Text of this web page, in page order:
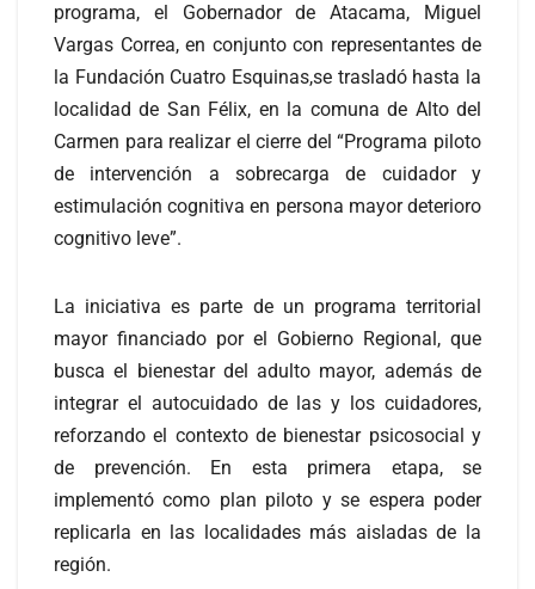
programa, el Gobernador de Atacama, Miguel
Vargas Correa, en conjunto con representantes de
la Fundación Cuatro Esquinas,se trasladó hasta la
localidad de San Félix, en la comuna de Alto del
Carmen para realizar el cierre del “Programa piloto
de intervención a sobrecarga de cuidador y
estimulación cognitiva en persona mayor deterioro
cognitivo leve”.
La iniciativa es parte de un programa territorial
mayor financiado por el Gobierno Regional, que
busca el bienestar del adulto mayor, además de
integrar el autocuidado de las y los cuidadores,
reforzando el contexto de bienestar psicosocial y
de prevención. En esta primera etapa, se
implementó como plan piloto y se espera poder
replicarla en las localidades más aisladas de la
región.